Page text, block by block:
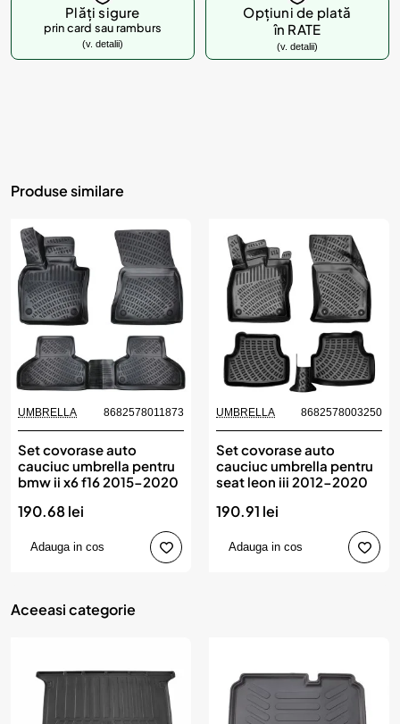
Plăți sigure
prin card sau ramburs
(v. detalii)
Opțiuni de plată
în RATE
(v. detalii)
Produse similare
UMBRELLA 8682578011873
Set covorase auto
cauciuc umbrella pentru
bmw ii x6 f16 2015-2020
190.68 lei
Adauga in cos
UMBRELLA 8682578003250
Set covorase auto
cauciuc umbrella pentru
seat leon iii 2012-2020
190.91 lei
Adauga in cos
Aceeasi categorie